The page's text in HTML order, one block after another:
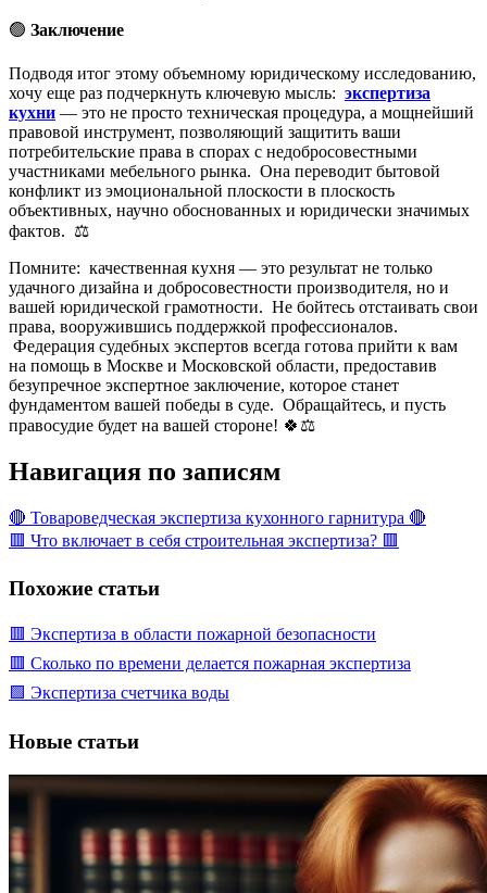
🟢 Заключение
Подводя итог этому объемному юридическому исследованию,
хочу еще раз подчеркнуть ключевую мысль: экспертиза
кухни — это не просто техническая процедура, а мощнейший
правовой инструмент, позволяющий защитить ваши
потребительские права в спорах с недобросовестными
участниками мебельного рынка. Она переводит бытовой
конфликт из эмоциональной плоскости в плоскость
объективных, научно обоснованных и юридически значимых
фактов. ⚖️
Помните: качественная кухня — это результат не только
удачного дизайна и добросовестности производителя, но и
вашей юридической грамотности. Не бойтесь отстаивать свои
права, вооружившись поддержкой профессионалов.
Федерация судебных экспертов всегда готова прийти к вам
на помощь в Москве и Московской области, предоставив
безупречное экспертное заключение, которое станет
фундаментом вашей победы в суде. Обращайтесь, и пусть
правосудие будет на вашей стороне! 🍀⚖️
Навигация по записям
🔴 Товароведческая экспертиза кухонного гарнитура 🔴
🟥 Что включает в себя строительная экспертиза? 🟥
Похожие статьи
🟥 Экспертиза в области пожарной безопасности
🟥 Сколько по времени делается пожарная экспертиза
🟩 Экспертиза счетчика воды
Новые статьи